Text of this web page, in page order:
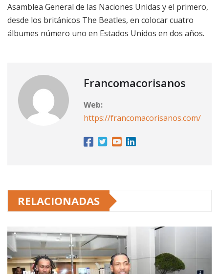
Asamblea General de las Naciones Unidas y el primero,
desde los británicos The Beatles, en colocar cuatro
álbumes número uno en Estados Unidos en dos años.
Francomacorisanos
Web:
https://francomacorisanos.com/
RELACIONADAS